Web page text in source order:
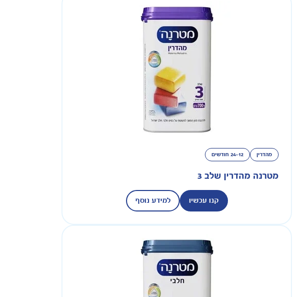
מהדרין 24-12 חודשים
מטרנה מהדרין שלב 3
קנו עכשיו למידע נוסף